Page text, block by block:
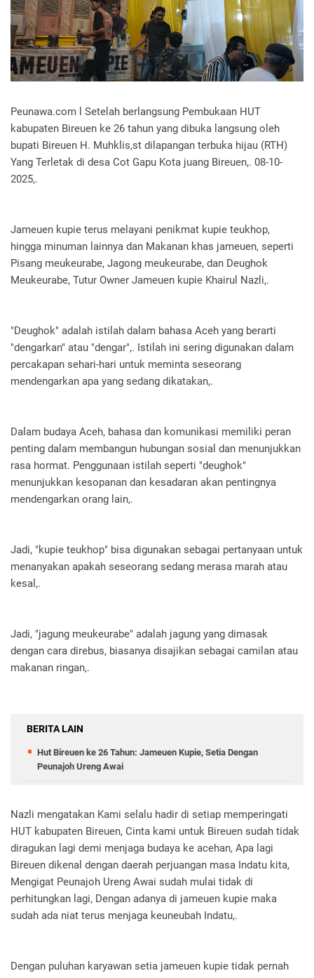
Peunawa.com l Setelah berlangsung Pembukaan HUT
kabupaten Bireuen ke 26 tahun yang dibuka langsung oleh
bupati Bireuen H. Muhklis,st dilapangan terbuka hijau (RTH)
Yang Terletak di desa Cot Gapu Kota juang Bireuen,. 08-10-
2025,.
Jameuen kupie terus melayani penikmat kupie teukhop,
hingga minuman lainnya dan Makanan khas jameuen, seperti
Pisang meukeurabe, Jagong meukeurabe, dan Deughok
Meukeurabe, Tutur Owner Jameuen kupie Khairul Nazli,.
"Deughok" adalah istilah dalam bahasa Aceh yang berarti
"dengarkan" atau "dengar",. Istilah ini sering digunakan dalam
percakapan sehari-hari untuk meminta seseorang
mendengarkan apa yang sedang dikatakan,.
Dalam budaya Aceh, bahasa dan komunikasi memiliki peran
penting dalam membangun hubungan sosial dan menunjukkan
rasa hormat. Penggunaan istilah seperti "deughok"
menunjukkan kesopanan dan kesadaran akan pentingnya
mendengarkan orang lain,.
Jadi, "kupie teukhop" bisa digunakan sebagai pertanyaan untuk
menanyakan apakah seseorang sedang merasa marah atau
kesal,.
Jadi, "jagung meukeurabe" adalah jagung yang dimasak
dengan cara direbus, biasanya disajikan sebagai camilan atau
makanan ringan,.
BERITA LAIN
Hut Bireuen ke 26 Tahun: Jameuen Kupie, Setia Dengan
Peunajoh Ureng Awai
Nazli mengatakan Kami selalu hadir di setiap memperingati
HUT kabupaten Bireuen, Cinta kami untuk Bireuen sudah tidak
diragukan lagi demi menjaga budaya ke acehan, Apa lagi
Bireuen dikenal dengan daerah perjuangan masa Indatu kita,
Mengigat Peunajoh Ureng Awai sudah mulai tidak di
perhitungkan lagi, Dengan adanya di jameuen kupie maka
sudah ada niat terus menjaga keuneubah Indatu,.
Dengan puluhan karyawan setia jameuen kupie tidak pernah